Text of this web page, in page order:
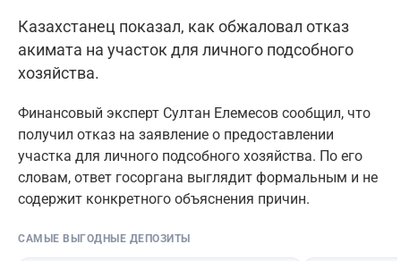
Казахстанец показал, как обжаловал отказ
акимата на участок для личного подсобного
хозяйства.
Финансовый эксперт Султан Елемесов сообщил, что
получил отказ на заявление о предоставлении
участка для личного подсобного хозяйства. По его
словам, ответ госоргана выглядит формальным и не
содержит конкретного объяснения причин.
САМЫЕ ВЫГОДНЫЕ ДЕПОЗИТЫ